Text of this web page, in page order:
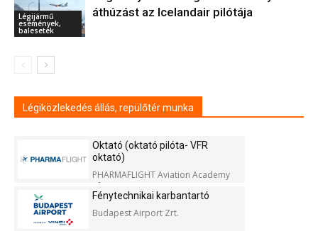
Légijármű
események,
balesetek
áthúzást az Icelandair pilótája
Légiközlekedés állás, repülőtér munka
Oktató (oktató pilóta- VFR
oktató)
PHARMAFLIGHT Aviation Academy
Kft.
Fénytechnikai karbantartó
Budapest Airport Zrt.